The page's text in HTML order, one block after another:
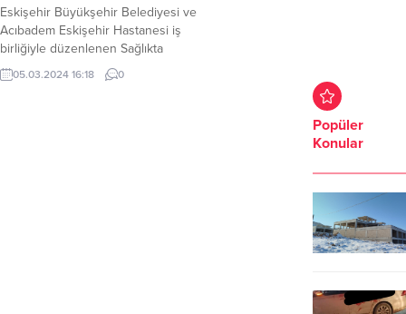
Eskişehir Büyükşehir Belediyesi ve
Acıbadem Eskişehir Hastanesi iş
birliğiyle düzenlenen Sağlıkta
Farkındalık Seminerleri kapsamında
“4 Mart Dünya Obezite Günü”
05.03.2024 16:18 0
Popüler
Konular